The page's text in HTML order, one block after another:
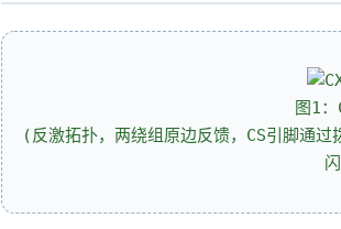
图1
(反激拓扑，两绕组原边反馈，CS引脚通